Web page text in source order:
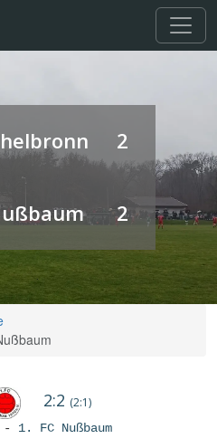
2
2
2:2 (2:1)
1. FC Nußbaum